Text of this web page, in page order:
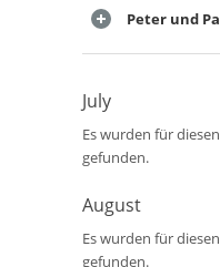
Peter und
July
Es wurden für
gefunden.
August
Es wurden für
gefunden.